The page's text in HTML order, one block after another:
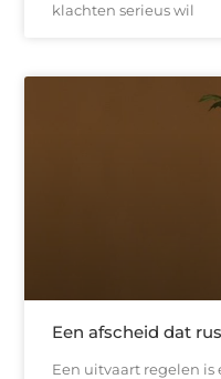
klachten serieus wil
Een afscheid dat
Een uitvaart regelen is